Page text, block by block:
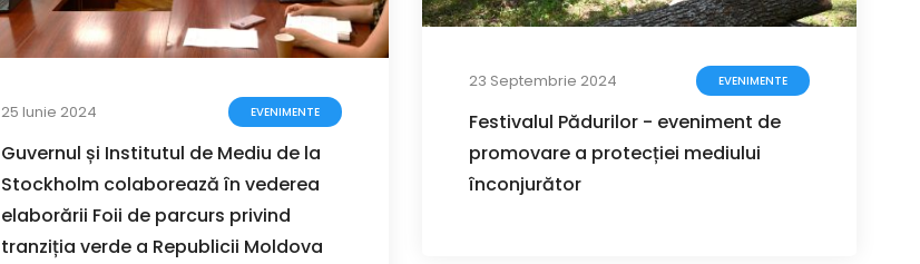
23 Septembrie 2024 EVENIMENTE
Festivalul Pădurilor - eveniment de
promovare a protecției mediului
înconjurător
25 Iunie 2024 EVENIMENTE
Guvernul și Institutul de Mediu de la
Stockholm colaborează în vederea
elaborării Foii de parcurs privind
tranziția verde a Republicii Moldova